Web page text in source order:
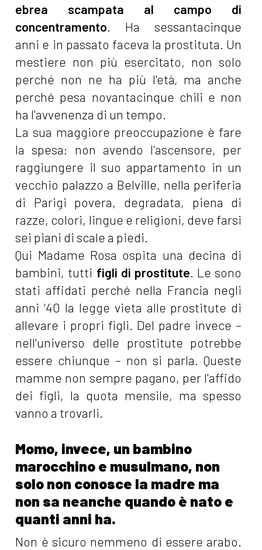
ebrea scampata al campo di
concentramento. Ha sessantacinque
anni e in passato faceva la prostituta. Un
mestiere non più esercitato, non solo
perché non ne ha più l'età, ma anche
perché pesa novantacinque chili e non
ha l'avvenenza di un tempo.
La sua maggiore preoccupazione è fare
la spesa: non avendo l'ascensore, per
raggiungere il suo appartamento in un
vecchio palazzo a Belville, nella periferia
di Parigi povera, degradata, piena di
razze, colori, lingue e religioni, deve farsi
sei piani di scale a piedi.
Qui Madame Rosa ospita una decina di
bambini, tutti figli di prostitute. Le sono
stati affidati perché nella Francia negli
anni ‘40 la legge vieta alle prostitute di
allevare i propri figli. Del padre invece –
nell’universo delle prostitute potrebbe
essere chiunque – non si parla. Queste
mamme non sempre pagano, per l'affido
dei figli, la quota mensile, ma spesso
vanno a trovarli.
Momo, invece, un bambino
marocchino e musulmano, non
solo non conosce la madre ma
non sa neanche quando è nato e
quanti anni ha.
Non è sicuro nemmeno di essere arabo.